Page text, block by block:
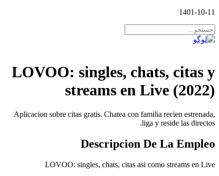
1401-10-11
LOVOO: singles, chats, citas y
streams en Live (2022)
Aplicacion sobre citas gratis. Chatea con familia recien estrenada,
liga y reside las directos.
Descripcion De La Empleo
LOVOO: singles, chats, citas asi­ como streams en Live